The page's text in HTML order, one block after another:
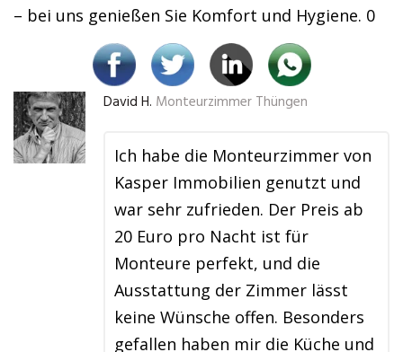
– bei uns genießen Sie Komfort und Hygiene. 0
David H. Monteurzimmer Thüngen
Ich habe die Monteurzimmer von
Kasper Immobilien genutzt und
war sehr zufrieden. Der Preis ab
20 Euro pro Nacht ist für
Monteure perfekt, und die
Ausstattung der Zimmer lässt
keine Wünsche offen. Besonders
gefallen haben mir die Küche und